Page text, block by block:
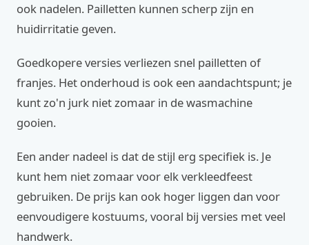
ook nadelen. Pailletten kunnen scherp zijn en
huidirritatie geven.
Goedkopere versies verliezen snel pailletten of
franjes. Het onderhoud is ook een aandachtspunt; je
kunt zo'n jurk niet zomaar in de wasmachine
gooien.
Een ander nadeel is dat de stijl erg specifiek is. Je
kunt hem niet zomaar voor elk verkleedfeest
gebruiken. De prijs kan ook hoger liggen dan voor
eenvoudigere kostuums, vooral bij versies met veel
handwerk.